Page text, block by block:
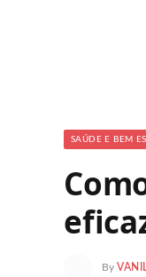
SAÚDE E BEM
By